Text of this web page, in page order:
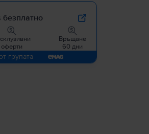
безплатно
оферти
Връщане
60 дни
групата